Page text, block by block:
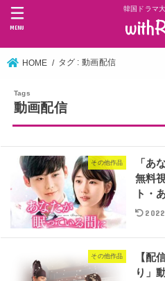
韓国ドラマ
MENU
HOME タグ : 動画配信
動画配信
その他作品
「あ
無料
ト・
その他作品
【配
り」